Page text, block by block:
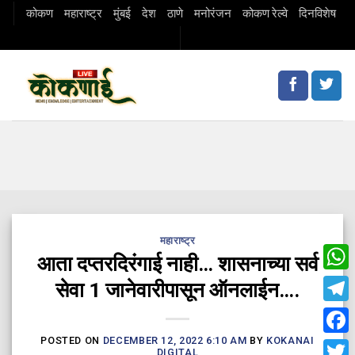
Skipकोकण महाराष्ट्र मुंबई देश ठाणे मनोरंजन कोकण रेल्वे दिनविशेष
महाराष्ट्र
आता दप्तरदिरंगाई नाही… शासनाच्या सर्व
सेवा 1 जानेवारीपासून ऑनलाईन….
POSTED ON DECEMBER 12, 2022 6:10 AM BY KOKANAI
DIGITAL